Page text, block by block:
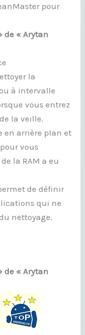
pour
de « Arytan
la
à intervalle
vous entrez
la veille.
en arrière plan et
vous
la RAM a eu
de définir
qui ne
nettoyage.
de « Arytan